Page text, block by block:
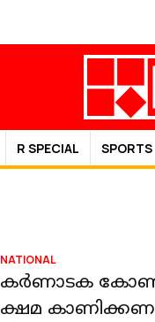
R SPECIAL SPORTS
NATIONAL
കര്‍ണാടക
ക്ഷമ